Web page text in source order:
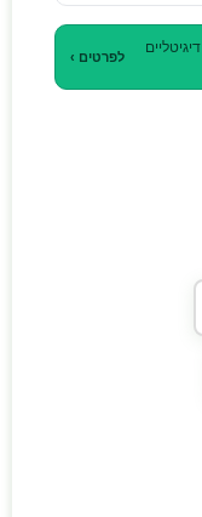
· 5 ספרי PDF דיגיטליים
לפרטים ›